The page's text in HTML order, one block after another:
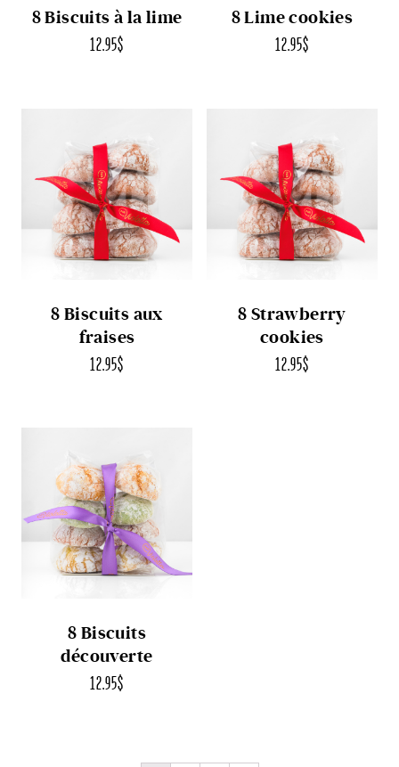
8 Biscuits à la lime
12.95$
8 Lime cookies
12.95$
8 Biscuits aux
fraises
12.95$
8 Strawberry
cookies
12.95$
8 Biscuits
découverte
12.95$